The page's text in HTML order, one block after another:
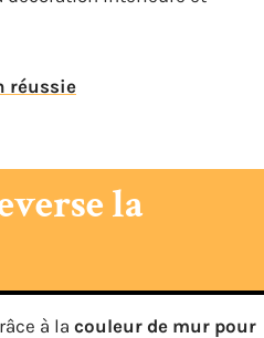
réussie
la
à la couleur de mur pour